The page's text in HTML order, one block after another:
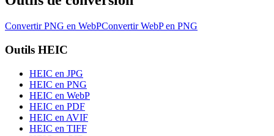
Convertir PNG en WebPConvertir WebP en PNG
Outils HEIC
HEIC en JPG
HEIC en PNG
HEIC en WebP
HEIC en PDF
HEIC en AVIF
HEIC en TIFF